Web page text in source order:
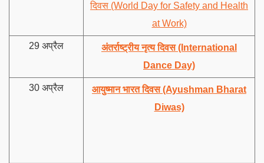
दिवस (World Day for Safety and Health
at Work)
29 अप्रैल
अंतर्राष्ट्रीय नृत्य दिवस (International
Dance Day)
30 अप्रैल
आयुष्मान भारत दिवस (Ayushman Bharat
Diwas)